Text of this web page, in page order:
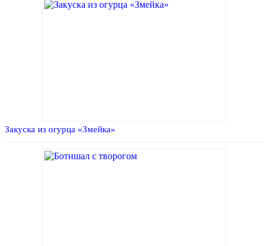
Закуска из огурца «Змейка»